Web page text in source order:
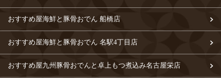
おすすめ屋海鮮と豚骨おでん 船橋店
おすすめ屋海鮮と豚骨おでん 名駅4丁目店
おすすめ屋九州豚骨おでんと卓上もつ煮込み名古屋栄店